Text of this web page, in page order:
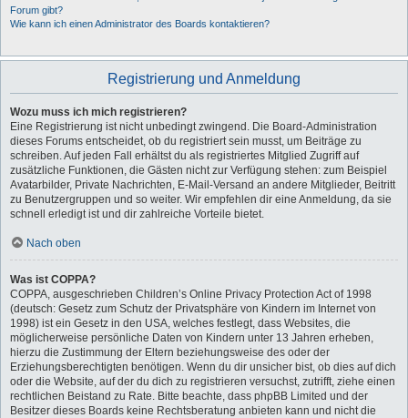
Forum gibt?
Wie kann ich einen Administrator des Boards kontaktieren?
Registrierung und Anmeldung
Wozu muss ich mich registrieren?
Eine Registrierung ist nicht unbedingt zwingend. Die Board-Administration
dieses Forums entscheidet, ob du registriert sein musst, um Beiträge zu
schreiben. Auf jeden Fall erhältst du als registriertes Mitglied Zugriff auf
zusätzliche Funktionen, die Gästen nicht zur Verfügung stehen: zum Beispiel
Avatarbilder, Private Nachrichten, E-Mail-Versand an andere Mitglieder, Beitritt
zu Benutzergruppen und so weiter. Wir empfehlen dir eine Anmeldung, da sie
schnell erledigt ist und dir zahlreiche Vorteile bietet.
Nach oben
Was ist COPPA?
COPPA, ausgeschrieben Children’s Online Privacy Protection Act of 1998
(deutsch: Gesetz zum Schutz der Privatsphäre von Kindern im Internet von
1998) ist ein Gesetz in den USA, welches festlegt, dass Websites, die
möglicherweise persönliche Daten von Kindern unter 13 Jahren erheben,
hierzu die Zustimmung der Eltern beziehungsweise des oder der
Erziehungsberechtigten benötigen. Wenn du dir unsicher bist, ob dies auf dich
oder die Website, auf der du dich zu registrieren versuchst, zutrifft, ziehe einen
rechtlichen Beistand zu Rate. Bitte beachte, dass phpBB Limited und der
Besitzer dieses Boards keine Rechtsberatung anbieten kann und nicht die